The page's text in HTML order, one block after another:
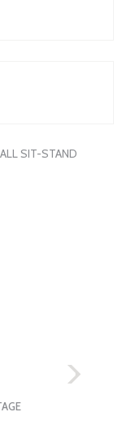
SIT-STAND